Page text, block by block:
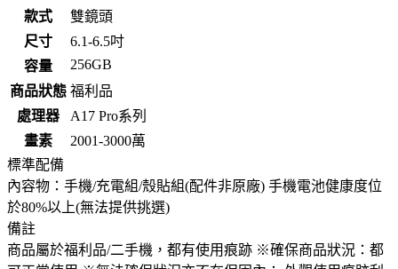
款式
雙鏡頭
尺寸
6.1-6.5吋
容量
256GB
商品狀態 福利品
處理器
A17 Pro系列
畫素
2001-3000萬
標準配備
內容物：手機/充電組/殼貼組(配件非原廠) 手機電池健康度位
於80%以上(無法提供挑選)
備註
商品屬於福利品/二手機，都有使用痕跡 ※確保商品狀況：都